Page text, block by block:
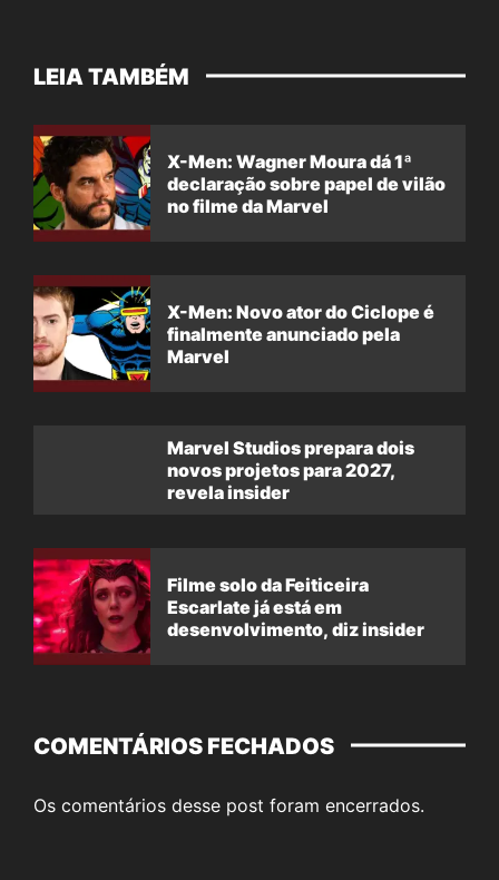
LEIA TAMBÉM
X-Men: Wagner Moura dá 1ª
declaração sobre papel de vilão
no filme da Marvel
X-Men: Novo ator do Ciclope é
finalmente anunciado pela
Marvel
Marvel Studios prepara dois
novos projetos para 2027,
revela insider
Filme solo da Feiticeira
Escarlate já está em
desenvolvimento, diz insider
COMENTÁRIOS FECHADOS
Os comentários desse post foram encerrados.